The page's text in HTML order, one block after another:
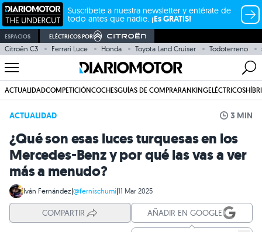
Suscríbete a nuestra newsletter y entérate de
todo antes que nadie. ¡Es GRATIS!
ESPACIOS ELÉCTRICOS POR
Citroën C3 Ferrari Luce Honda Toyota Land Cruiser Todoterreno
ACTUALIDADCOMPETICIÓNCOCHESGUÍAS DE COMPRARANKINGELÉCTRICOS
ACTUALIDAD 3 MIN
¿Qué son esas luces turquesas en los
Mercedes-Benz y por qué las vas a ver
más a menudo?
Iván Fernández|@fernischumi|11 Mar 2025
COMPARTIR AÑADIR EN GOOGLE